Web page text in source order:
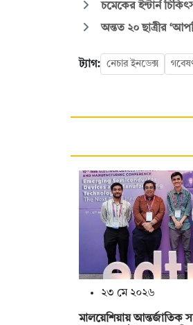
চমেকের ইন্টার্ন
অন্তত ২০ ছাত্রীর
ট্যাগ: নেচার ইনডেক্স
২৩ মে ২০২৬
মালয়েশিয়ায় আন্তর্জাতিক